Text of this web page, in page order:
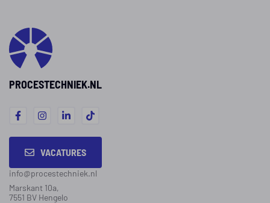
PROCESTECHNIEK.NL
VACATURES
info@procestechniek.nl
Marskant 10a,
7551 BV Hengelo